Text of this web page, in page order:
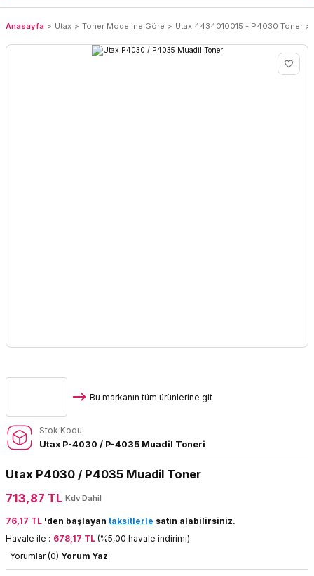
Anasayfa Utax Toner Modeline Göre Utax 4434010015 - P4030 Toner
Bu markanın tüm ürünlerine git
Stok Kodu
Utax P-4030 / P-4035 Muadil Toneri
Utax P4030 / P4035 Muadil Toner
713,87 TL Kdv Dahil
76,17 TL 'den başlayan taksitlerle satın alabilirsiniz.
Havale ile : 678,17 TL (%5,00 havale indirimi)
Yorumlar (0) Yorum Yaz